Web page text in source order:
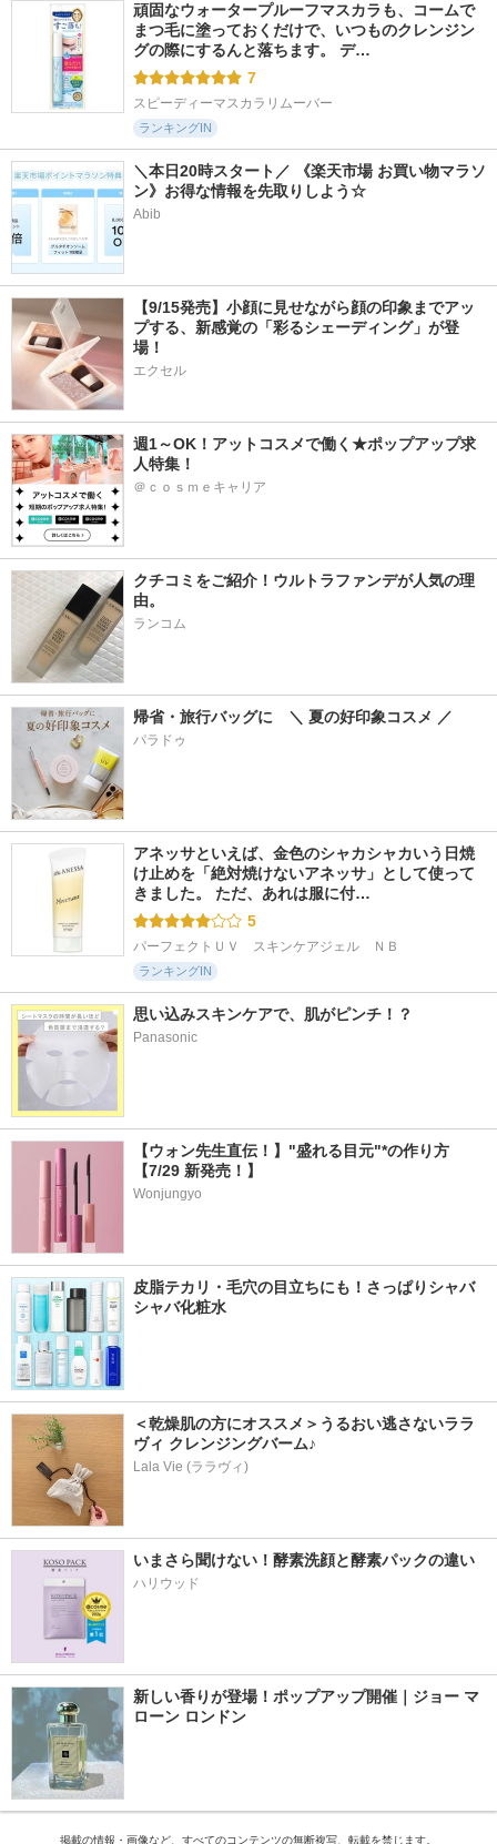
頑固なウォータープルーフマスカラも、コームで
まつ毛に塗っておくだけで、いつものクレンジン
グの際にするんと落ちます。 デ…
7
スピーディーマスカラリムーバー
ランキングIN
＼本日20時スタート／ 《楽天市場 お買い物マラソ
ン》お得な情報を先取りしよう☆
Abib
【9/15発売】小顔に見せながら顔の印象までアッ
プする、新感覚の「彩るシェーディング」が登
場！
エクセル
週1～OK！アットコスメで働く★ポップアップ求
人特集！
＠ｃｏｓｍｅキャリア
クチコミをご紹介！ウルトラファンデが人気の理
由。
ランコム
帰省・旅行バッグに　＼ 夏の好印象コスメ ／
パラドゥ
アネッサといえば、金色のシャカシャカいう日焼
け止めを「絶対焼けないアネッサ」として使って
きました。 ただ、あれは服に付…
5
パーフェクトＵＶ　スキンケアジェル　ＮＢ
ランキングIN
思い込みスキンケアで、肌がピンチ！？
Panasonic
【ウォン先生直伝！】"盛れる目元"*の作り方
【7/29 新発売！】
Wonjungyo
皮脂テカリ・毛穴の目立ちにも！さっぱりシャバ
シャバ化粧水
＜乾燥肌の方にオススメ＞うるおい逃さないララ
ヴィ クレンジングバーム♪
Lala Vie (ララヴィ)
いまさら聞けない！酵素洗顔と酵素パックの違い
ハリウッド
新しい香りが登場！ポップアップ開催｜ジョー マ
ローン ロンドン
掲載の情報・画像など、すべてのコンテンツの無断複写、転載を禁じます。